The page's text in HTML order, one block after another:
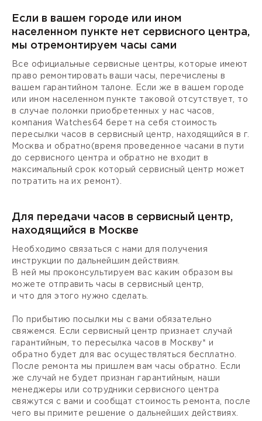
Если в вашем городе или ином
населенном пункте нет сервисного центра,
мы отремонтируем часы сами
Все официальные сервисные центры, которые имеют
право ремонтировать ваши часы, перечислены в
вашем гарантийном талоне. Если же в вашем городе
или ином населенном пункте таковой отсутствует, то
в случае поломки приобретенных у нас часов,
компания Watches64 берет на себя стоимость
пересылки часов в сервисный центр, находящийся в г.
Москва и обратно(время проведенное часами в пути
до сервисного центра и обратно не входит в
максимальный срок который сервисный центр может
потратить на их ремонт).
Для передачи часов в сервисный центр,
находящийся в Москве
Необходимо связаться с нами для получения
инструкции по дальнейшим действиям.
В ней мы проконсультируем вас каким образом вы
можете отправить часы в сервисный центр,
и что для этого нужно сделать.
По прибытию посылки мы с вами обязательно
свяжемся. Если сервисный центр признает случай
гарантийным, то пересылка часов в Москву* и
обратно будет для вас осуществляться бесплатно.
После ремонта мы пришлем вам часы обратно. Если
же случай не будет признан гарантийным, наши
менеджеры или сотрудники сервисного центра
свяжутся с вами и сообщат стоимость ремонта, после
чего вы примите решение о дальнейших действиях.